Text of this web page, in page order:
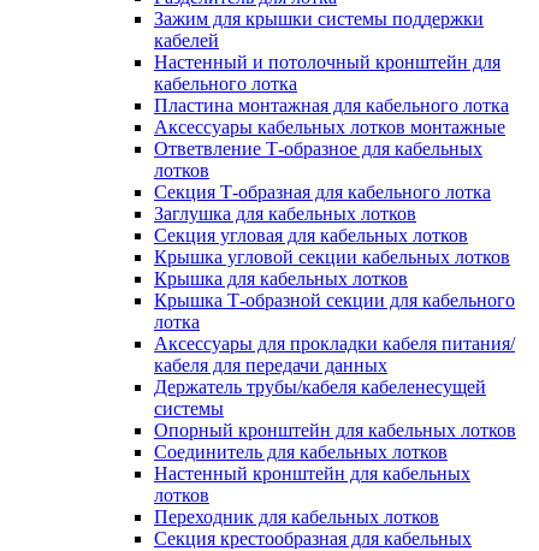
Зажим для крышки системы поддержки
кабелей
Настенный и потолочный кронштейн для
кабельного лотка
Пластина монтажная для кабельного лотка
Аксессуары кабельных лотков монтажные
Ответвление Т-образное для кабельных
лотков
Секция Т-образная для кабельного лотка
Заглушка для кабельных лотков
Секция угловая для кабельных лотков
Крышка угловой секции кабельных лотков
Крышка для кабельных лотков
Крышка Т-образной секции для кабельного
лотка
Аксессуары для прокладки кабеля питания/
кабеля для передачи данных
Держатель трубы/кабеля кабеленесущей
системы
Опорный кронштейн для кабельных лотков
Соединитель для кабельных лотков
Настенный кронштейн для кабельных
лотков
Переходник для кабельных лотков
Секция крестообразная для кабельных